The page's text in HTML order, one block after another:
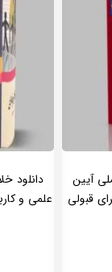
آیین
قبولی
دانلود